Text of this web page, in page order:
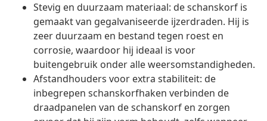
Stevig en duurzaam materiaal: de schanskorf is
gemaakt van gegalvaniseerde ijzerdraden. Hij is
zeer duurzaam en bestand tegen roest en
corrosie, waardoor hij ideaal is voor
buitengebruik onder alle weersomstandigheden.
Afstandhouders voor extra stabiliteit: de
inbegrepen schanskorfhaken verbinden de
draadpanelen van de schanskorf en zorgen